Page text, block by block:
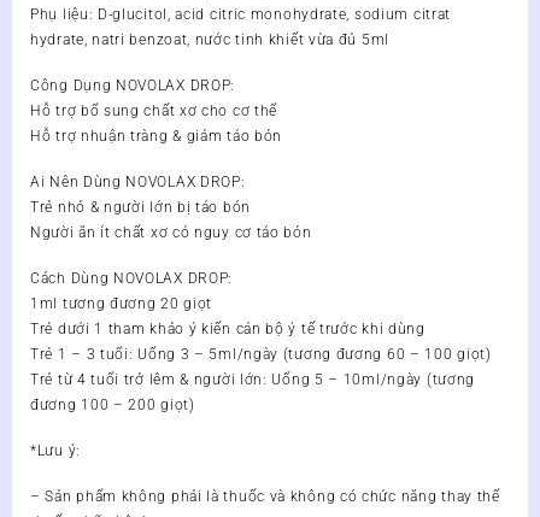
Phụ liệu: D-glucitol, acid citric monohydrate, sodium citrat
hydrate, natri benzoat, nước tinh khiết vừa đủ 5ml
Công Dụng NOVOLAX DROP:
Hỗ trợ bổ sung chất xơ cho cơ thể
Hỗ trợ nhuận tràng & giảm táo bón
Ai Nên Dùng NOVOLAX DROP:
Trẻ nhỏ & người lớn bị táo bón
Người ăn ít chất xơ có nguy cơ táo bón
Cách Dùng NOVOLAX DROP:
1ml tương đương 20 giọt
Trẻ dưới 1 tham khảo ý kiến cán bộ ý tế trước khi dùng
Trẻ 1 – 3 tuổi: Uống 3 – 5ml/ngày (tương đương 60 – 100 giọt)
Trẻ từ 4 tuổi trở lêm & người lớn: Uống 5 – 10ml/ngày (tương
đương 100 – 200 giọt)
*Lưu ý:
– Sản phẩm không phải là thuốc và không có chức năng thay thế